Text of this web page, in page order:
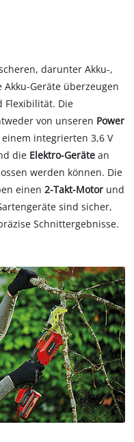
darunter Akku-,
Geräte überzeugen
Flexibilität. Die
von unseren Power
integrierten 3,6 V
die Elektro-Geräte an
werden können. Die
einen2-Takt-Motor und
sind sicher,
Schnittergebnisse.